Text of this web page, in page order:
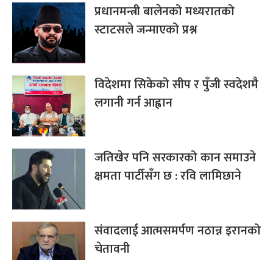
प्रधानमन्त्री बालेनको मध्यरातको
स्टाटसले जन्माएको प्रश्न
विदेशमा सिकेको सीप र पुँजी स्वदेशमै
लगानी गर्न आह्वान
जतिखेर पनि सरकारको कान समाउने
क्षमता पार्टीसँग छ : रवि लामिछाने
संवादलाई आत्मसमर्पण नठान्न इरानको
चेतावनी